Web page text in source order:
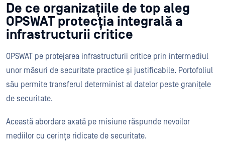
De ce organizațiile de top aleg
OPSWAT protecția integrală a
infrastructurii critice
OPSWAT pe protejarea infrastructurii critice prin intermediul
unor măsuri de securitate practice și justificabile. Portofoliul
său permite transferul determinist al datelor peste granițele
de securitate.
Această abordare axată pe misiune răspunde nevoilor
mediilor cu cerințe ridicate de securitate.